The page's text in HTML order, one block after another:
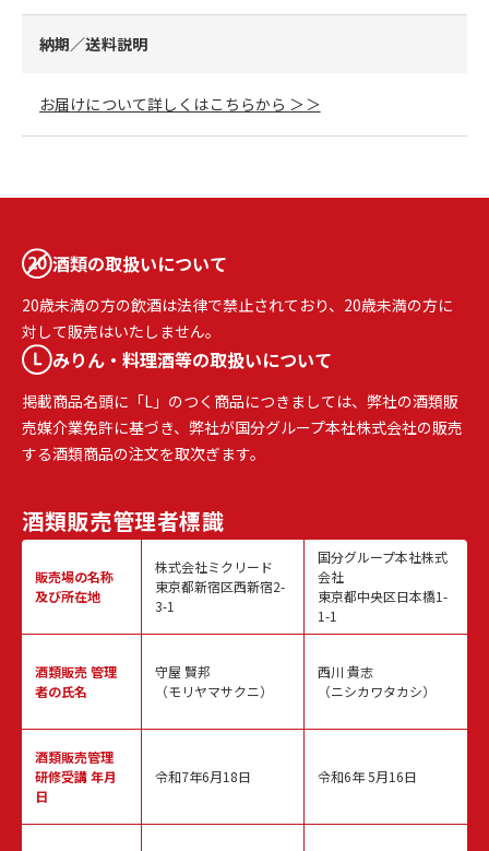
納期／送料説明
お届けについて詳しくはこちらから ＞＞
酒類の取扱いについて
20歳未満の方の飲酒は法律で禁止されており、20歳未満の方に
対して販売はいたしません。
みりん・料理酒等の取扱いについて
掲載商品名頭に「L」のつく商品につきましては、弊社の酒類販
売媒介業免許に基づき、弊社が国分グループ本社株式会社の販売
する酒類商品の注文を取次ぎます。
酒類販売管理者標識
販売場の名称
及び所在地
酒類販売管理
者の氏名
酒類販売管理
研修受講 年月
日
株式会社ミクリード
東京都新宿区西新宿2-
3-1
守屋 賢邦
（モリヤマサクニ）
令和7年6月18日
国分グループ本社株式
会社
東京都中央区日本橋1-
1-1
西川 貴志
（ニシカワタカシ）
令和6年 5月16日